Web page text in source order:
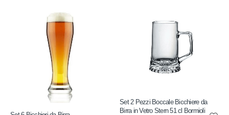
Set 2 Pezzi Boccale Bicchiere da
Birra in Vetro Stern 51 cl Bormioli